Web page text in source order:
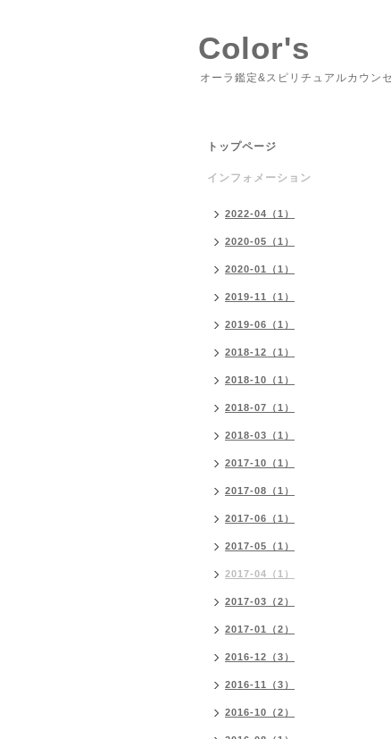
Color's
オーラ鑑定&スピリチュアルカウン
トップページ
インフォメーション
2022-04（1）
2020-05（1）
2020-01（1）
2019-11（1）
2019-06（1）
2018-12（1）
2018-10（1）
2018-07（1）
2018-03（1）
2017-10（1）
2017-08（1）
2017-06（1）
2017-05（1）
2017-04（1）
2017-03（2）
2017-01（2）
2016-12（3）
2016-11（3）
2016-10（2）